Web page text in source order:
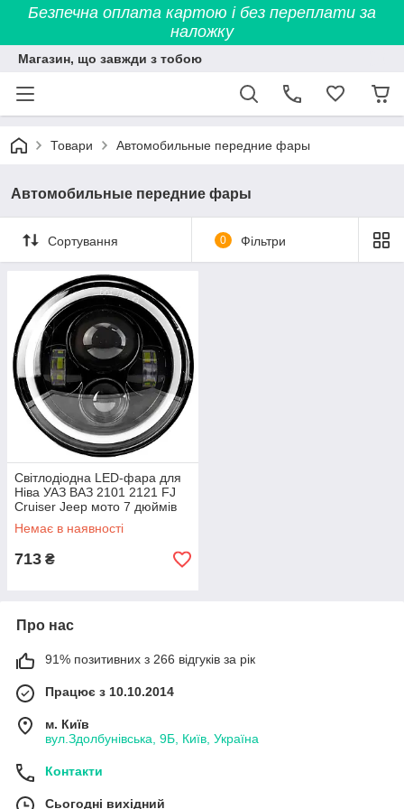
Безпечна оплата картою і без переплати за
наложку
Магазин, що завжди з тобою
Товари Автомобильные передние фары
Автомобильные передние фары
Сортування 0 Фільтри
Світлодіодна LED-фара для
Ніва УАЗ ВАЗ 2101 2121 FJ
Cruiser Jeep мото 7 дюймів
DXZ JP-Y7-D4 H4
Немає в наявності
713 ₴
Про нас
91% позитивних з 266 відгуків за рік
Працює з 10.10.2014
м. Київ
вул.Здолбунівська, 9Б, Київ, Україна
Контакти
Сьогодні вихідний